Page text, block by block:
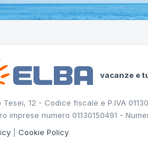
vacanze e
12 - Codice fiscale e P.IVA
numero 01130150491 -
| Cookie Policy